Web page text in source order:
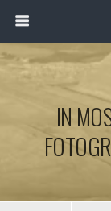
IN